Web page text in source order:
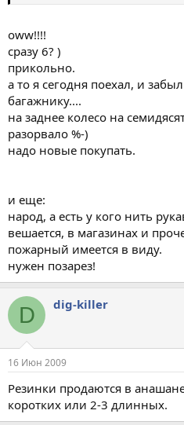
oww!!!!
сразу 6? )
прикольно.
а то я сегодня поехал, и
багажнику....
на заднее колесо на
разорвало %-)
надо новые покупать.
и еще:
народ, а есть у кого нить
вешается, в магазинах и
пожарный имеется в виду.
нужен позарез!
D dig-killer
16 Июн 2009
Резинки продаются в
коротких или 2-3 длинных.